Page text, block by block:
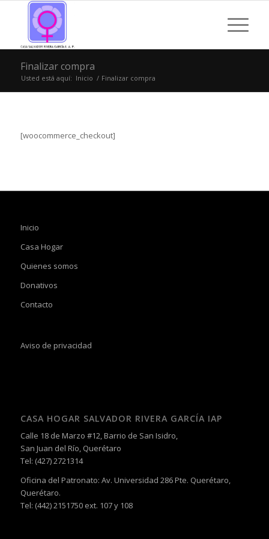
Finalizar compra
Usted está aquí: Inicio / Finalizar compra
[woocommerce_checkout]
Inicio
Casa Hogar
Quienes somos
Donativos
Contacto
Aviso de privacidad
CASA HOGAR SALVADOR RIVERA GARCÍA IAP
Calle 18 de Marzo #12, Barrio de San Isidro,
San Juan del Río, Querétaro
Tel: (427) 2721314
Oficina del Patronato: Av. Universidad 286 Pte. Querétaro,
Querétaro.
Tel: (442) 2151750 ext. 107 y 108